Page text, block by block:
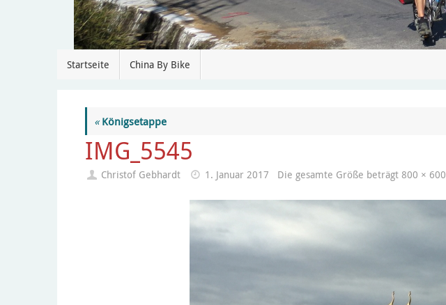
Startseite China By Bike
«Königsetappe
IMG_5545
Christof Gebhardt 1. Januar 2017 Die gesamte Größe beträgt800 × 600